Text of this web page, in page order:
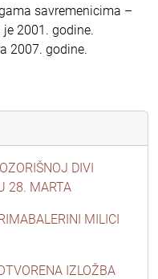
savremenicima –
2001. godine.
2007. godine.
DIVI
28. MARTA
MILICI
IZLOŽBA